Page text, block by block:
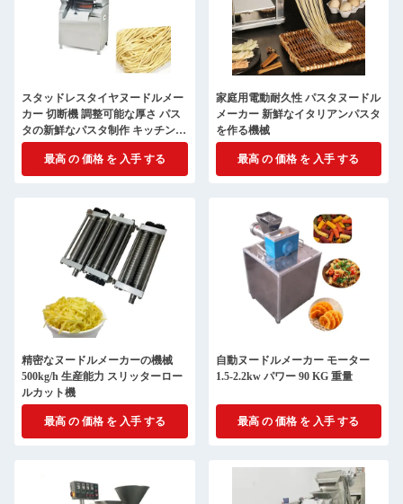
スタッドレスタイヤヌードルメー
カー 切断機 調整可能な厚さ パス
タの新鮮なパスタ制作 キッチンツ
ール
最高 の 価格 を 入手 する
家庭用電動耐久性 パスタヌードル
メーカー 新鮮なイタリアンパスタ
を作る機械
最高 の 価格 を 入手 する
精密なヌードルメーカーの機械
500kg/h 生産能力 スリッターロー
ルカット機
最高 の 価格 を 入手 する
自動ヌードルメーカー モーター
1.5-2.2kw パワー 90 KG 重量
最高 の 価格 を 入手 する